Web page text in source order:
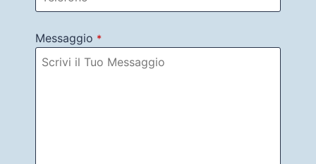
Messaggio *